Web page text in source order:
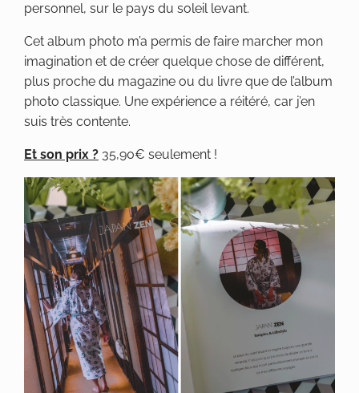
personnel, sur le pays du soleil levant.
Cet album photo m’a permis de faire marcher mon
imagination et de créer quelque chose de différent,
plus proche du magazine ou du livre que de l’album
photo classique. Une expérience a réitéré, car j’en
suis très contente.
Et son prix ? 35,90€ seulement !